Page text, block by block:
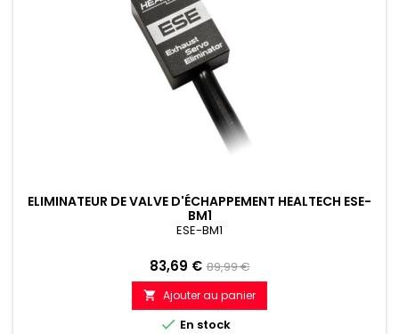
ELIMINATEUR DE VALVE D'ÉCHAPPEMENT HEALTECH ESE-
BM1
ESE-BM1
Prix
83,69 € Prix
de
référence
89,99 €
 Ajouter au panier
 En stock